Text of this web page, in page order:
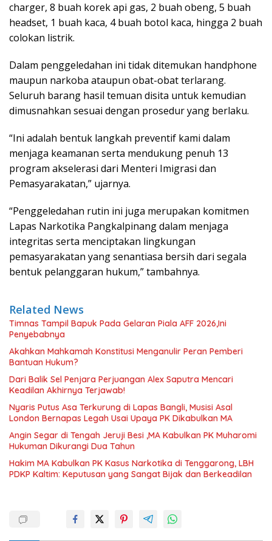
charger, 8 buah korek api gas, 2 buah obeng, 5 buah
headset, 1 buah kaca, 4 buah botol kaca, hingga 2 buah
colokan listrik.
Dalam penggeledahan ini tidak ditemukan handphone
maupun narkoba ataupun obat-obat terlarang.
Seluruh barang hasil temuan disita untuk kemudian
dimusnahkan sesuai dengan prosedur yang berlaku.
“Ini adalah bentuk langkah preventif kami dalam
menjaga keamanan serta mendukung penuh 13
program akselerasi dari Menteri Imigrasi dan
Pemasyarakatan,” ujarnya.
“Penggeledahan rutin ini juga merupakan komitmen
Lapas Narkotika Pangkalpinang dalam menjaga
integritas serta menciptakan lingkungan
pemasyarakatan yang senantiasa bersih dari segala
bentuk pelanggaran hukum,” tambahnya.
Related News
Timnas Tampil Bapuk Pada Gelaran Piala AFF 2026,Ini
Penyebabnya
Akahkan Mahkamah Konstitusi Menganulir Peran Pemberi
Bantuan Hukum?
Dari Balik Sel Penjara Perjuangan Alex Saputra Mencari
Keadilan Akhirnya Terjawab!
Nyaris Putus Asa Terkurung di Lapas Bangli, Musisi Asal
London Bernapas Legah Usai Upaya PK Dikabulkan MA
Angin Segar di Tengah Jeruji Besi ,MA Kabulkan PK Muharomi
Hukuman Dikurangi Dua Tahun
Hakim MA Kabulkan PK Kasus Narkotika di Tenggarong, LBH
PDKP Kaltim: Keputusan yang Sangat Bijak dan Berkeadilan